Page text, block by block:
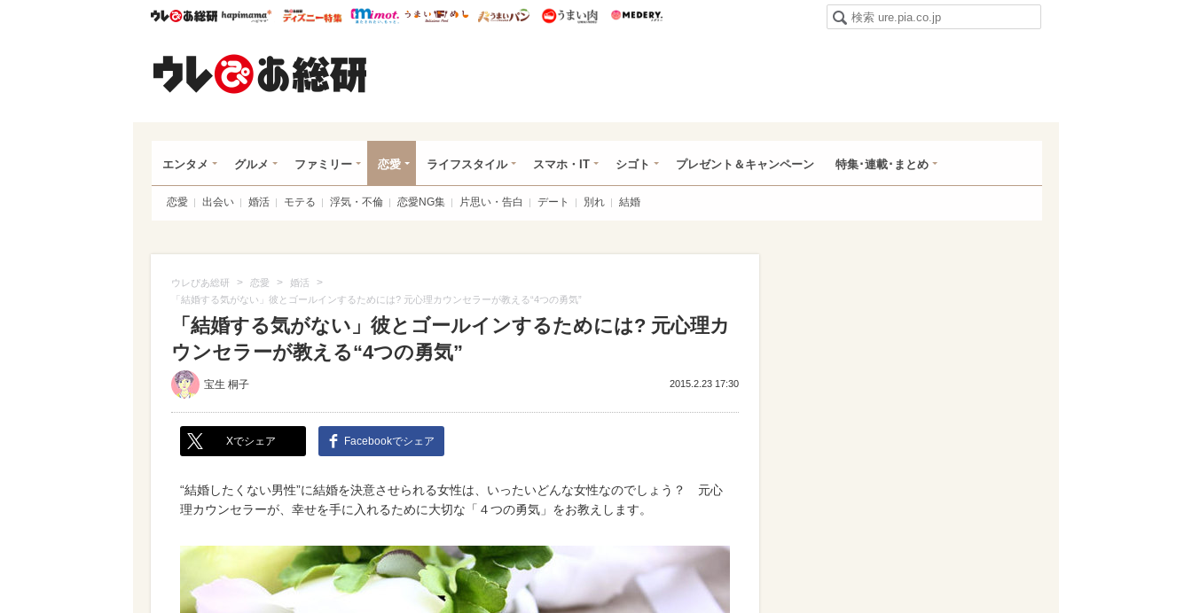
ウレぴあ総研ハピママ* ウレぴあ総研 ディズニー特集
mimot. うまいめし うまいパン うまい肉
エンタメ グルメ ファミリー 恋愛 ライフスタイル スマホ・IT シゴト プレゼント＆キャンペーン 特集･連載･まとめ
恋愛 出会い 婚活 モテる 浮気・不倫 恋愛NG集 片思い・告白 デート 別れ 結婚
ウレぴあ総研 > 恋愛 > 婚活 >
「結婚する気がない」彼とゴールインするためには? 元心理カウンセラーが教える“4つの勇気”
「結婚する気がない」彼とゴールインするためには? 元心理カ
ウンセラーが教える“4つの勇気”
宝生 桐子 2015.2.23 17:30
Xでシェア Facebookでシェア
“結婚したくない男性”に結婚を決意させられる女性は、いったいどんな女性なのでしょう？ 元心
理カウンセラーが、幸せを手に入れるために大切な「４つの勇気」をお教えします。